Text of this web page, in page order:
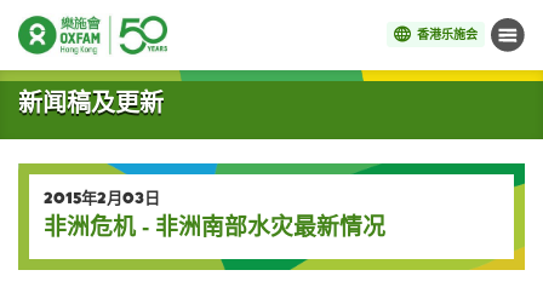
香港乐施会 菜单
开始主要内容
新闻稿及更新
2015年2月03日
非洲危机 - 非洲南部水灾最新情况